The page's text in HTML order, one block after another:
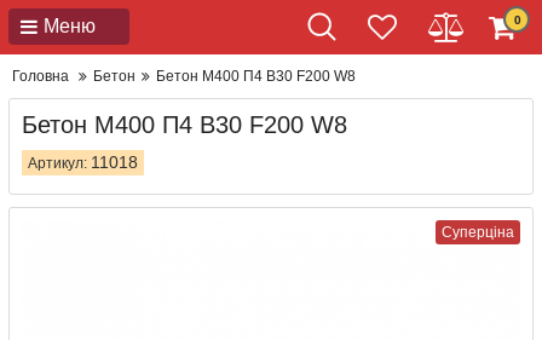
Меню 0
Головна Бетон Бетон М400 П4 В30 F200 W8
Бетон М400 П4 В30 F200 W8
Артикул: 11018
Суперціна